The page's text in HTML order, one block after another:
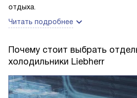
отдыха.
Читать подробнее
Почему стоит выбрать
холодильники Liebherr